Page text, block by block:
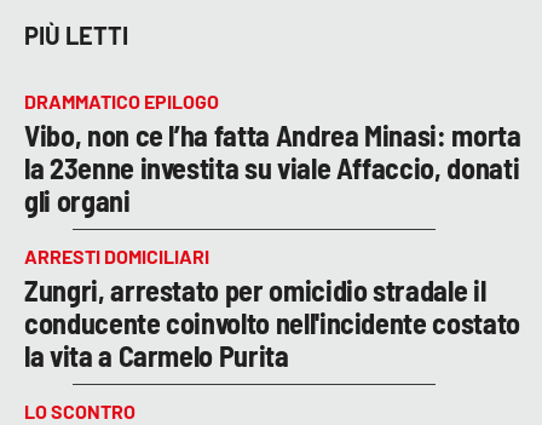
PIÙ LETTI
DRAMMATICO EPILOGO
Vibo, non ce l’ha fatta Andrea Minasi: morta
la 23enne investita su viale Affaccio, donati
gli organi
ARRESTI DOMICILIARI
Zungri, arrestato per omicidio stradale il
conducente coinvolto nell'incidente costato
la vita a Carmelo Purita
LO SCONTRO